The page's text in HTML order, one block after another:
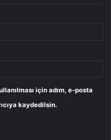
için adım, e-posta
kaydedilsin.